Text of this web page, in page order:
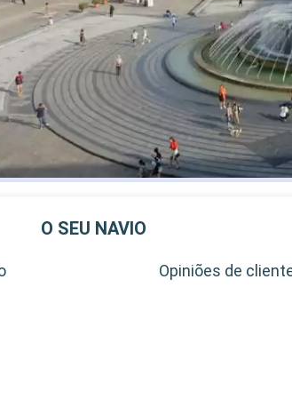
O SEU NAVIO
Opiniões de